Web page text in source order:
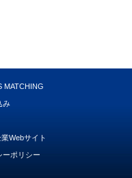
MATCHING
み
Webサイト
ーポリシー